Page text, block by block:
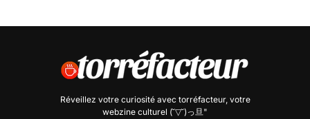
Réveillez votre curiosité avec torréfacteur, votre
webzine culturel (˘▽˘)っ旦"